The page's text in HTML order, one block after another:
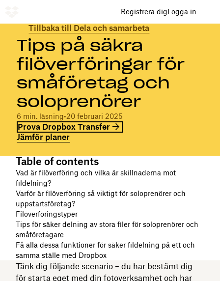
Registrera digLogga in
Tillbaka till Dela och samarbeta
Tips på säkra
filöverföringar för
småföretag och
soloprenörer
6 min. läsning•20 februari 2025
Prova Dropbox Transfer
Jämför planer
Table of contents
Vad är filöverföring och vilka är skillnaderna mot
fildelning?
Varför är filöverföring så viktigt för soloprenörer och
uppstartsföretag?
Filöverföringstyper
Tips för säker delning av stora filer för soloprenörer och
småföretagare
Få alla dessa funktioner för säker fildelning på ett och
samma ställe med Dropbox
Tänk dig följande scenario – du har bestämt dig
för starta eget med din fotoverksamhet och har